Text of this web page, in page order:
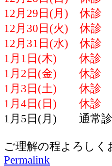
12月29日(月) 休診
12月30日(火) 休診
12月31日(水) 休診
1月1日(木) 休診
1月2日(金) 休診
1月3日(土) 休診
1月4日(日) 休診
1月5日(月) 通常
ご理解の程よろしく
Permalink